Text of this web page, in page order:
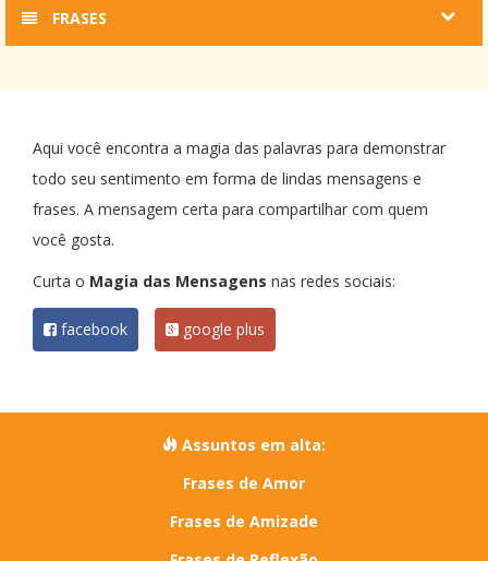
FRASES
Aqui você encontra a magia das palavras para demonstrar
todo seu sentimento em forma de lindas mensagens e
frases. A mensagem certa para compartilhar com quem
você gosta.
Curta o Magia das Mensagens nas redes sociais:
facebook google plus
Assuntos em alta:
Frases de Amor
Frases de Amizade